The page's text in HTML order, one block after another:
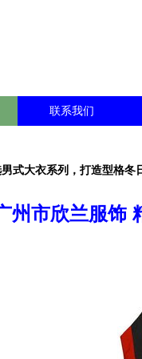
联系我们
式大衣系列，打造型格冬
州市欣兰服饰